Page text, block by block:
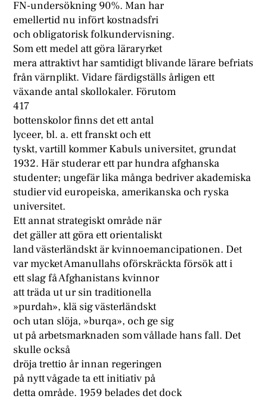
FN-undersökning 90%. Man har
emellertid nu infört kostnadsfri
och obligatorisk folkundervisning.
Som ett medel att göra läraryrket
mera attraktivt har samtidigt blivande lärare befriats
från värnplikt. Vidare färdigställs årligen ett
växande antal skollokaler. Förutom
417
bottenskolor finns det ett antal
lyceer, bl. a. ett franskt och ett
tyskt, vartill kommer Kabuls universitet, grundat
1932. Här studerar ett par hundra afghanska
studenter; ungefär lika många bedriver akademiska
studier vid europeiska, amerikanska och ryska
universitet.
Ett annat strategiskt område när
det gäller att göra ett orientaliskt
land västerländskt är kvinnoemancipationen. Det
var mycket Amanullahs oförskräckta försök att i
ett slag få Afghanistans kvinnor
att träda ut ur sin traditionella
»purdah», klä sig västerländskt
och utan slöja, »burqa», och ge sig
ut på arbetsmarknaden som vållade hans fall. Det
skulle också
dröja trettio år innan regeringen
på nytt vågade ta ett initiativ på
detta område. 1959 belades det dock